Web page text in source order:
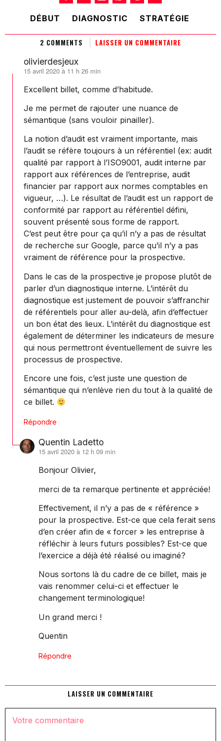
DÉBUT DIAGNOSTIC STRATÉGIE
2 COMMENTS LAISSER UN COMMENTAIRE
olivierdesjeux
dit :
15 avril 2020 à 11 h 26 min
Excellent billet, comme d’habitude.
Je me permet de rajouter une nuance de
sémantique (sans vouloir pinailler).
La notion d’audit est vraiment importante, mais
l’audit se réfère toujours à un référentiel (ex: audit
qualité par rapport à l’ISO9001, audit interne par
rapport aux références de l’entreprise, audit
financier par rapport aux normes comptables en
vigueur, …). Le résultat de l’audit est un rapport de
conformité par rapport au référentiel défini,
souvent présenté sous forme de rapport.
C’est peut être pour ça qu’il n’y a pas de résultat
de recherche sur Google, parce qu’il n’y a pas
vraiment de référence pour la prospective.
Dans le cas de la prospective je propose plutôt de
parler d’un diagnostique interne. L’intérêt du
diagnostique est justement de pouvoir s’affranchir
de référentiels pour aller au-delà, afin d’effectuer
un bon état des lieux. L’intérêt du diagnostique est
également de déterminer les indicateurs de mesure
qui nous permettront éventuellement de suivre les
processus de prospective.
Encore une fois, c’est juste une question de
sémantique qui n’enlève rien du tout à la qualité de
ce billet.
Répondre
Quentin Ladetto
dit :
15 avril 2020 à 12 h 09 min
Bonjour Olivier,
merci de ta remarque pertinente et appréciée!
Effectivement, il n’y a pas de « référence »
pour la prospective. Est-ce que cela ferait sens
d’en créer afin de « forcer » les entreprise à
réfléchir à leurs futurs possibles? Est-ce que
l’exercice a déjà été réalisé ou imaginé?
Nous sortons là du cadre de ce billet, mais je
vais renommer celui-ci et effectuer le
changement terminologique!
Un grand merci !
Quentin
Répondre
LAISSER UN COMMENTAIRE